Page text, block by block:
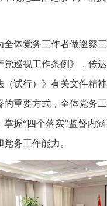
全体党务工作者做巡察
党巡视工作条例》，传
（试行）》有关文件精
的重要方式，全体党务
掌握“四个落实”监督内
务工作能力。